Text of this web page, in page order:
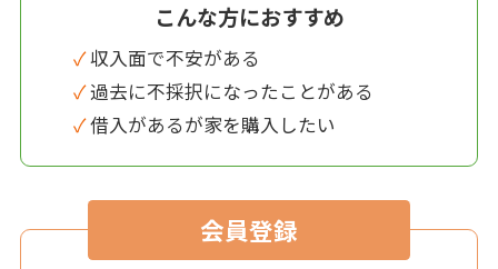
こんな方におすすめ
✓ 収入面で不安がある
✓ 過去に不採択になったことがある
✓ 借入があるが家を購入したい
会員登録